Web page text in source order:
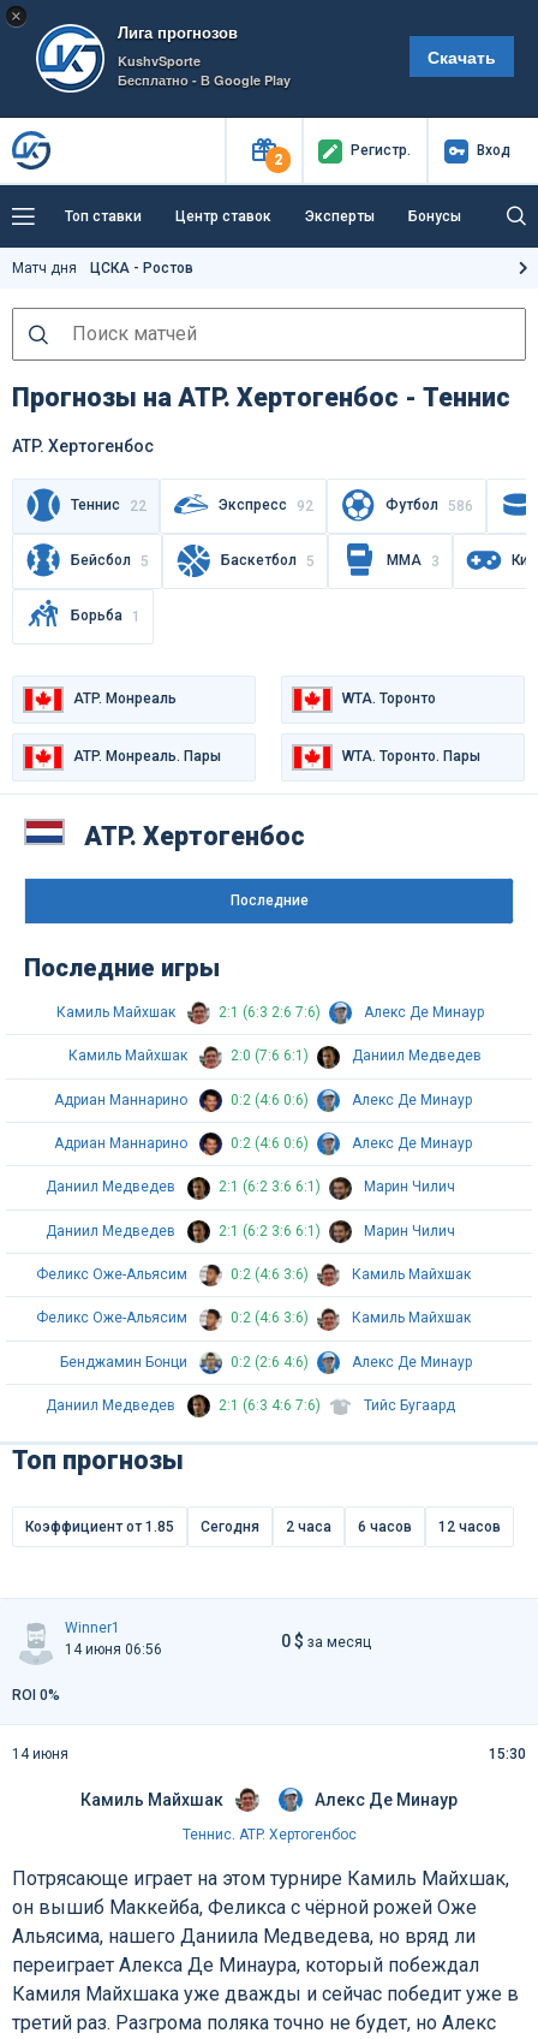
×
Лига прогнозов
KushvSporte
Бесплатно - В Google Play
Скачать
2
Регистр. Вход
Топ ставки Центр ставок Эксперты Бонусы
Тренды Букмекеры
Матч дня ЦСКА - Ростов
Прогнозы на ATP. Хертогенбос - Теннис
ATP. Хертогенбос
Теннис 22 Экспресс 92 Футбол 586
Бейсбол 5 Баскетбол 5 MMA 3
Борьба 1
ATP. Монреаль WTA. Торонто
ATP. Монреаль. Пары WTA. Торонто. Пары
ATP. Хертогенбос
Последниe
Последние игры
Камиль Майхшак 2:1 (6:3 2:6 7:6) Алекс Де Минаур
Камиль Майхшак 2:0 (7:6 6:1) Даниил Медведев
Адриан Маннарино 0:2 (4:6 0:6) Алекс Де Минаур
Адриан Маннарино 0:2 (4:6 0:6) Алекс Де Минаур
Даниил Медведев 2:1 (6:2 3:6 6:1) Марин Чилич
Даниил Медведев 2:1 (6:2 3:6 6:1) Марин Чилич
Феликс Оже-Альясим 0:2 (4:6 3:6) Камиль Майхшак
Феликс Оже-Альясим 0:2 (4:6 3:6) Камиль Майхшак
Бенджамин Бонци 0:2 (2:6 4:6) Алекс Де Минаур
Даниил Медведев 2:1 (6:3 4:6 7:6) Тийс Бугаард
Топ прогнозы
Коэффициент от 1.85 Сегодня 2 часа 6 часов 12 часов
Winner1
14 июня 06:56
0 $ за месяц
ROI 0%
Камиль Майхшак
14 июня 15:30
Алекс Де Минаур
Теннис. ATP. Хертогенбос
Потрясающе играет на этом турнире Камиль Майхшак,
он вышиб Маккейба, Феликса с чёрной рожей Оже
Альясима, нашего Даниила Медведева, но вряд ли
переиграет Алекса Де Минаура, который побеждал
Камиля Майхшака уже дважды и сейчас победит уже в
третий раз. Разгрома поляка точно не будет, но Алекс